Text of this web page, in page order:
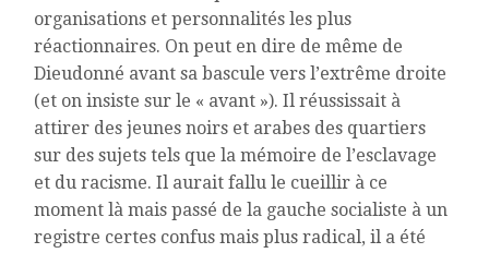
organisations et personnalités les plus
réactionnaires. On peut en dire de même de
Dieudonné avant sa bascule vers l’extrême droite
(et on insiste sur le « avant »). Il réussissait à
attirer des jeunes noirs et arabes des quartiers
sur des sujets tels que la mémoire de l’esclavage
et du racisme. Il aurait fallu le cueillir à ce
moment là mais passé de la gauche socialiste à un
registre certes confus mais plus radical, il a été